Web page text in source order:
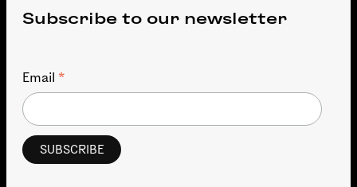
Subscribe to our newsletter
Email *